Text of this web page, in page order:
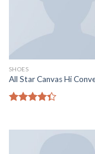
SHOES
All Star Canvas Hi
of 5